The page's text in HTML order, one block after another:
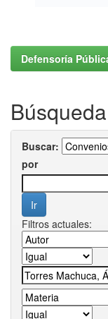
Defensoría
Búsqueda
Buscar:
por
Filtros actuales: